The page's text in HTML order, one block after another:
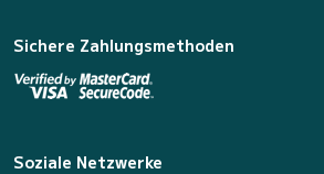
Sichere Zahlungsmethoden
Soziale Netzwerke